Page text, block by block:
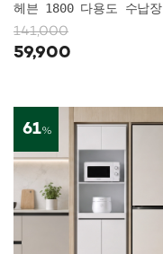
헤븐 1800 다용도 수납장
141,000
59,900
61%